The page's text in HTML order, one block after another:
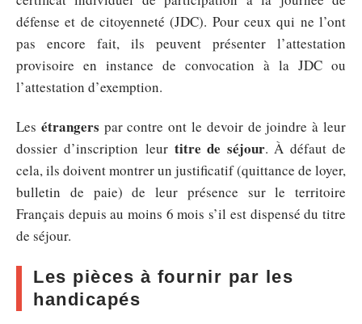
défense et de citoyenneté (JDC). Pour ceux qui ne l’ont
pas encore fait, ils peuvent présenter l’attestation
provisoire en instance de convocation à la JDC ou
l’attestation d’exemption.
Les étrangers par contre ont le devoir de joindre à leur
dossier d’inscription leur titre de séjour. À défaut de
cela, ils doivent montrer un justificatif (quittance de loyer,
bulletin de paie) de leur présence sur le territoire
Français depuis au moins 6 mois s’il est dispensé du titre
de séjour.
Les pièces à fournir par les
handicapés